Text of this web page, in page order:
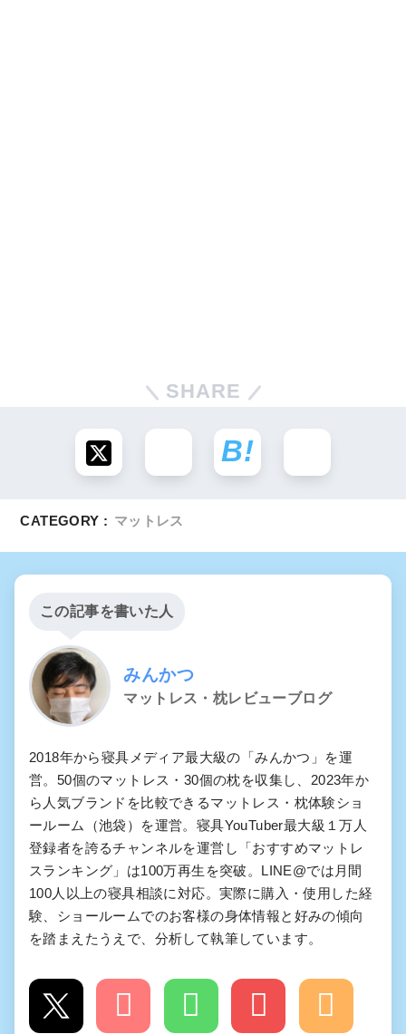
SHARE
CATEGORY : マットレス
この記事を書いた人
みんかつ
マットレス・枕レビューブログ
2018年から寝具メディア最大級の「みんかつ」を運
営。50個のマットレス・30個の枕を収集し、2023年か
ら人気ブランドを比較できるマットレス・枕体験ショ
ールーム（池袋）を運営。寝具YouTuber最大級１万人
登録者を誇るチャンネルを運営し「おすすめマットレ
スランキング」は100万再生を突破。LINE@では月間
100人以上の寝具相談に対応。実際に購入・使用した経
験、ショールームでのお客様の身体情報と好みの傾向
を踏まえたうえで、分析して執筆しています。